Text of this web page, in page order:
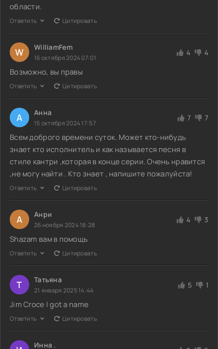
области.
Ответить Цитировать
W WilliamFem
16 октября 2024 07:01
4 4
Возможно, вы правы
Ответить Цитировать
А Анна
15 октября 2024 17:57
7 7
Всем доброго времени суток. Может кто-нибудь
знает кто исполнитель и как называется песня в
стиле кантри ,которая в конце серии. Очень нравится
,не могу найти . Кто знает , напишите пожалуйста!
Ответить Цитировать
А Анри
26 ноября 2024 18:28
4 3
Shazam вам в помощь
Ответить Цитировать
Т Татьяна
21 января 2025 14:44
5 1
Jim Croce I got a name
Ответить Цитировать
Инна .